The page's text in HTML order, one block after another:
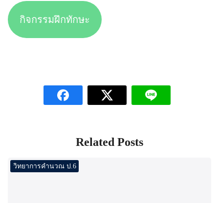
กิจกรรมฝึกทักษะ
Related Posts
วิทยาการคำนวณ ป.6